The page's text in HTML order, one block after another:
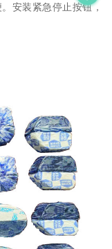
安装紧急停止按钮，